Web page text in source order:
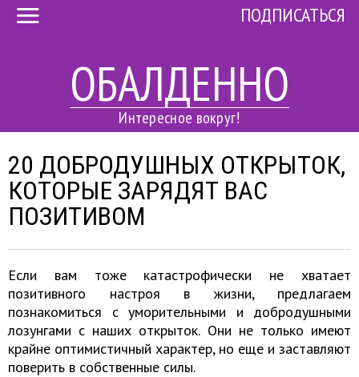
ОБАЛДЕННО
Интересное вокруг!
ПОДПИСАТЬСЯ
20 ДОБРОДУШНЫХ ОТКРЫТОК,
КОТОРЫЕ ЗАРЯДЯТ ВАС
ПОЗИТИВОМ
Если вам тоже катастрофически не хватает
позитивного настроя в жизни, предлагаем
познакомиться с уморительными и добродушными
лозунгами с наших открыток. Они не только имеют
крайне оптимистичный характер, но еще и заставляют
поверить в собственные силы.